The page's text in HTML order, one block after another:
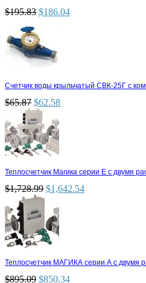
$195.83 $186.04
Счетчик воды крыльчатый СВК-25Г с
$65.87 $62.58
Теплосчетчик Магика серии Е с двумя
$1,728.99 $1,642.54
Теплосчетчик МАГИКА серии А с двумя
$895.09 $850.34